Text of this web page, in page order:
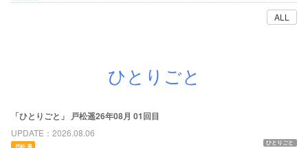
ALL
ひとりごと
「ひとりごと」 戸松遥26年08月 01回目
UPDATE 2026.08.06
ひとりごと
戸松 遥